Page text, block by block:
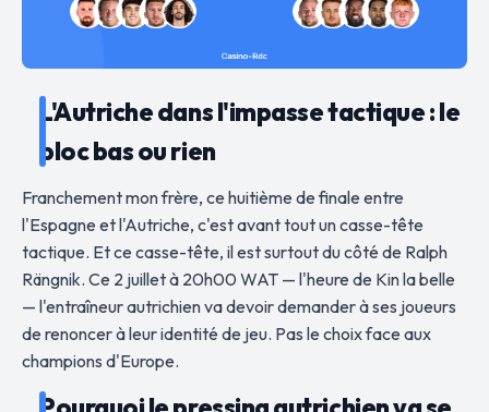
L'Autriche dans l'impasse tactique : le
bloc bas ou rien
Franchement mon frère, ce huitième de finale entre
l'Espagne et l'Autriche, c'est avant tout un casse-tête
tactique. Et ce casse-tête, il est surtout du côté de Ralph
Rängnik. Ce 2 juillet à 20h00 WAT — l'heure de Kin la belle
— l'entraîneur autrichien va devoir demander à ses joueurs
de renoncer à leur identité de jeu. Pas le choix face aux
champions d'Europe.